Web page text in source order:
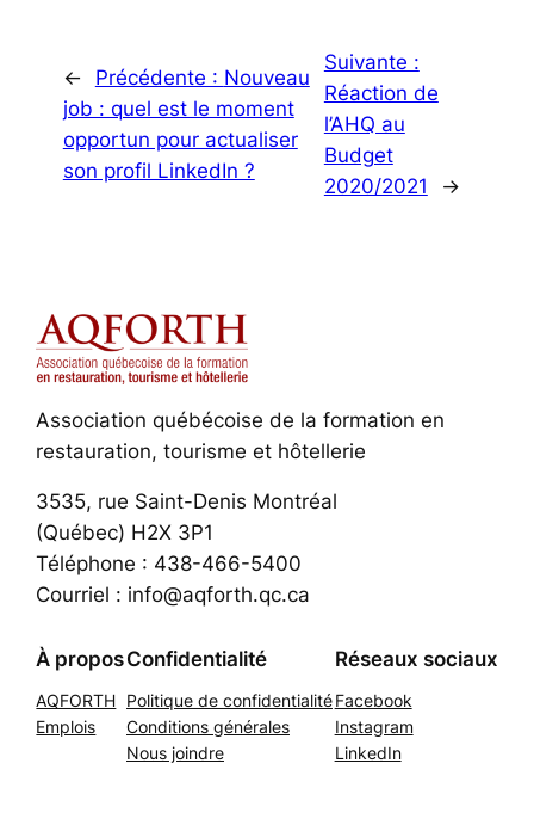
← Précédente : Nouveau
job : quel est le moment
opportun pour actualiser
son profil LinkedIn ?
Suivante :
Réaction de
l’AHQ au
Budget
2020/2021
→
Association québécoise de la formation en
restauration, tourisme et hôtellerie
3535, rue Saint-Denis Montréal
(Québec) H2X 3P1
Téléphone : 438-466-5400
Courriel : info@aqforth.qc.ca
À propos
AQFORTH
Emplois
Confidentialité
Politique de confidentialité
Conditions générales
Nous joindre
Réseaux sociaux
Facebook
Instagram
LinkedIn